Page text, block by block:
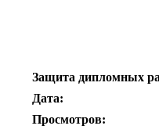
Защита дипломных
Дата:
Просмотров: